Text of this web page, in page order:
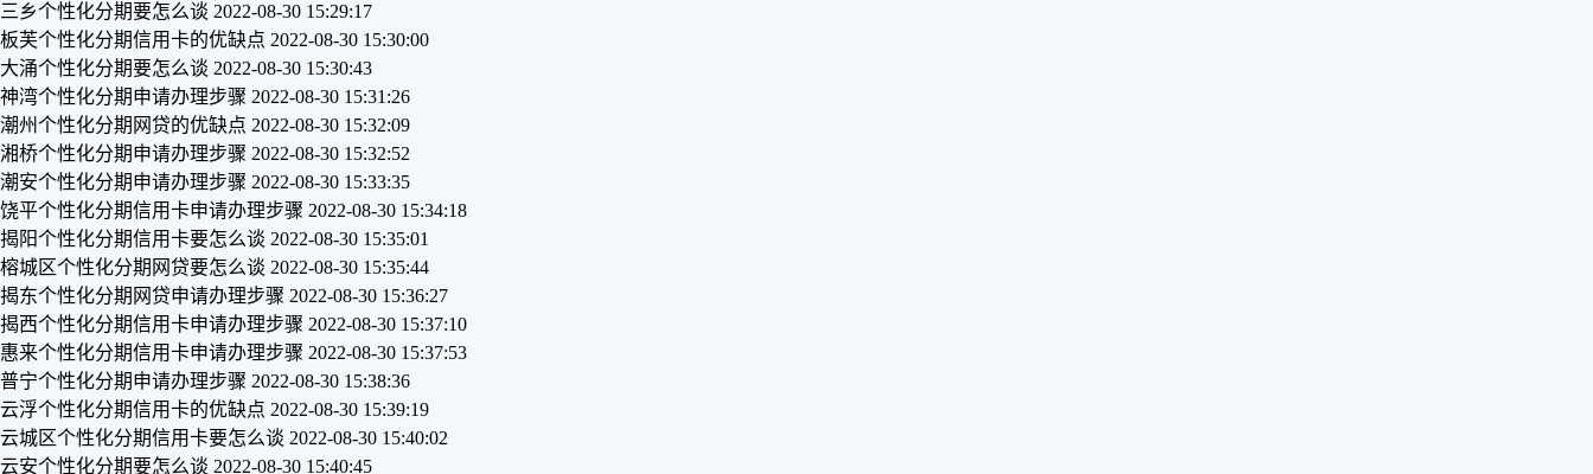
三乡个性化分期要怎么谈 2022-08-30 15:29:17
板芙个性化分期信用卡的优缺点 2022-08-30 15:30:00
大涌个性化分期要怎么谈 2022-08-30 15:30:43
神湾个性化分期申请办理步骤 2022-08-30 15:31:26
潮州个性化分期网贷的优缺点 2022-08-30 15:32:09
湘桥个性化分期申请办理步骤 2022-08-30 15:32:52
潮安个性化分期申请办理步骤 2022-08-30 15:33:35
饶平个性化分期信用卡申请办理步骤 2022-08-30 15:34:18
揭阳个性化分期信用卡要怎么谈 2022-08-30 15:35:01
榕城区个性化分期网贷要怎么谈 2022-08-30 15:35:44
揭东个性化分期网贷申请办理步骤 2022-08-30 15:36:27
揭西个性化分期信用卡申请办理步骤 2022-08-30 15:37:10
惠来个性化分期信用卡申请办理步骤 2022-08-30 15:37:53
普宁个性化分期申请办理步骤 2022-08-30 15:38:36
云浮个性化分期信用卡的优缺点 2022-08-30 15:39:19
云城区个性化分期信用卡要怎么谈 2022-08-30 15:40:02
云安个性化分期要怎么谈 2022-08-30 15:40:45